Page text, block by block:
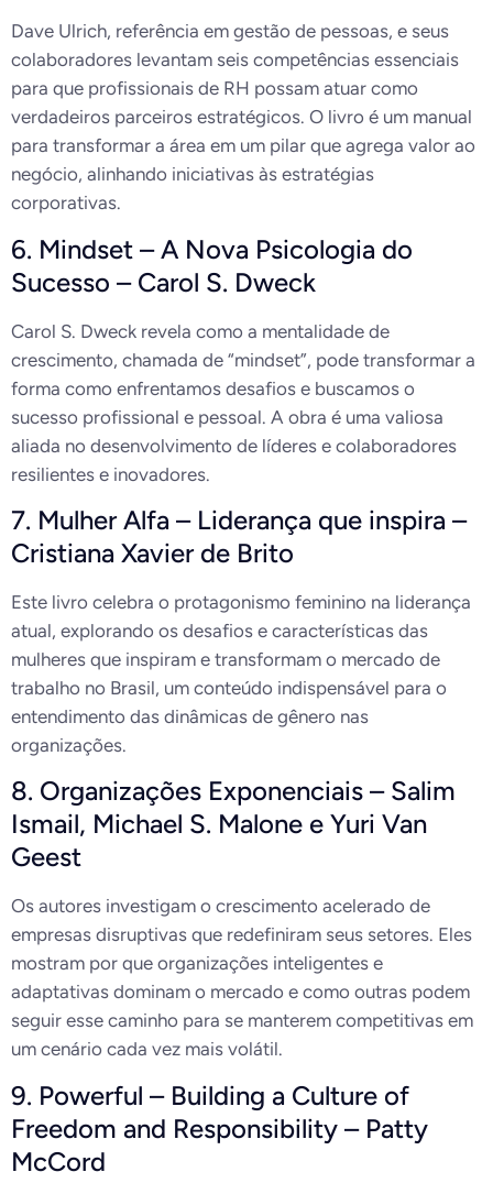
Dave Ulrich, referência em gestão de pessoas, e seus
colaboradores levantam seis competências essenciais
para que profissionais de RH possam atuar como
verdadeiros parceiros estratégicos. O livro é um manual
para transformar a área em um pilar que agrega valor ao
negócio, alinhando iniciativas às estratégias
corporativas.
6. Mindset – A Nova Psicologia do
Sucesso – Carol S. Dweck
Carol S. Dweck revela como a mentalidade de
crescimento, chamada de “mindset”, pode transformar a
forma como enfrentamos desafios e buscamos o
sucesso profissional e pessoal. A obra é uma valiosa
aliada no desenvolvimento de líderes e colaboradores
resilientes e inovadores.
7. Mulher Alfa – Liderança que inspira –
Cristiana Xavier de Brito
Este livro celebra o protagonismo feminino na liderança
atual, explorando os desafios e características das
mulheres que inspiram e transformam o mercado de
trabalho no Brasil, um conteúdo indispensável para o
entendimento das dinâmicas de gênero nas
organizações.
8. Organizações Exponenciais – Salim
Ismail, Michael S. Malone e Yuri Van
Geest
Os autores investigam o crescimento acelerado de
empresas disruptivas que redefiniram seus setores. Eles
mostram por que organizações inteligentes e
adaptativas dominam o mercado e como outras podem
seguir esse caminho para se manterem competitivas em
um cenário cada vez mais volátil.
9. Powerful – Building a Culture of
Freedom and Responsibility – Patty
McCord